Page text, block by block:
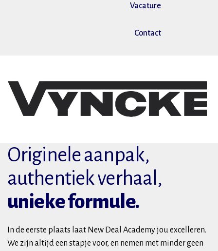
Vacature
Contact
Originele aanpak,
authentiek verhaal,
unieke formule.
In de eerste plaats laat New Deal Academy jou excelleren.
We zijn altijd een stapje voor, en nemen met minder geen